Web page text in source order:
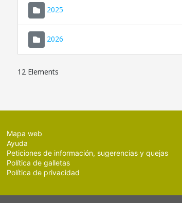
2025
2026
12 Elements
Mapa web
Ayuda
Peticiones de información, sugerencias y quejas
Política de galletas
Política de privacidad